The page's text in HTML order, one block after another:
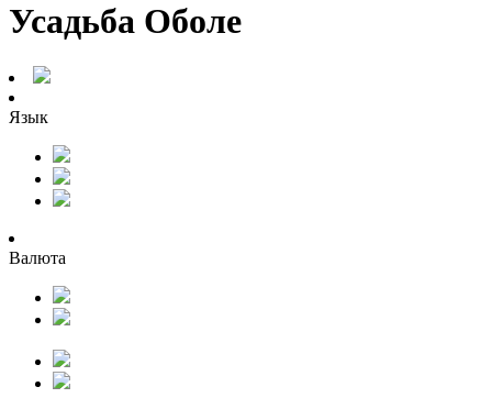
Усадьба Оболе
Язык
Валюта